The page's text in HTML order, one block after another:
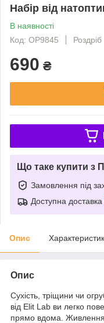
Набір від
В наявності
Код: OP9845
Роздріб
690 ₴
Що таке купити з
Замовлення під
Доступна доставка
Опис
Опис
Сухість, тріщини чи
від Elit Lab ви легко
прямо вдома.